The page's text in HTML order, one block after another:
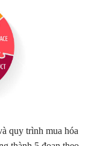
quy trình mua hóa